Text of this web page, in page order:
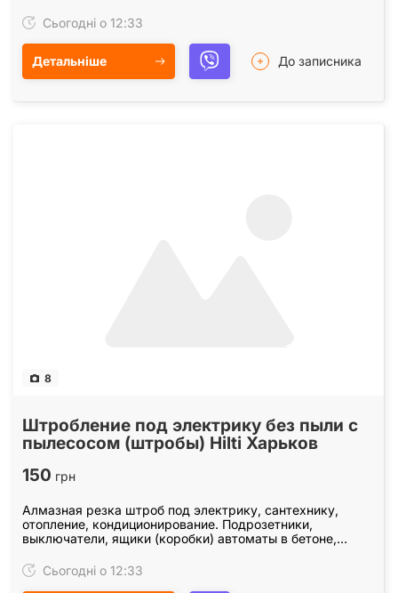
Сьогодні о 12:33
Детальніше До записника
8
Штробление под электрику без пыли с
пылесосом (штробы) Hilti Харьков
150 грн
Алмазная резка штроб под электрику, сантехнику,
отопление, кондиционирование. Подрозетники,
выключатели, ящики (коробки) автоматы в бетоне,
пылесосом.…
Сьогодні о 12:33